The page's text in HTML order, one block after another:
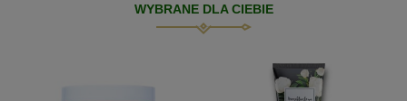
WYBRANE DLA CIEBIE